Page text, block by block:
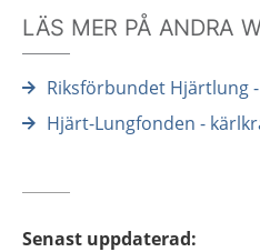
LÄS MER PÅ ANDRA
Riksförbundet Hjärtlung
Hjärt-Lungfonden -
Senast uppdaterad: